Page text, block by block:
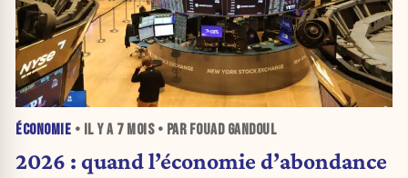
ÉCONOMIE • IL Y A 7 MOIS• PAR FOUAD GANDOUL
2026 : quand l’économie d’abondance